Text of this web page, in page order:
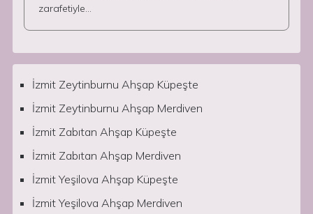
zarafetiyle…
İzmit Zeytinburnu Ahşap Küpeşte
İzmit Zeytinburnu Ahşap Merdiven
İzmit Zabıtan Ahşap Küpeşte
İzmit Zabıtan Ahşap Merdiven
İzmit Yeşilova Ahşap Küpeşte
İzmit Yeşilova Ahşap Merdiven